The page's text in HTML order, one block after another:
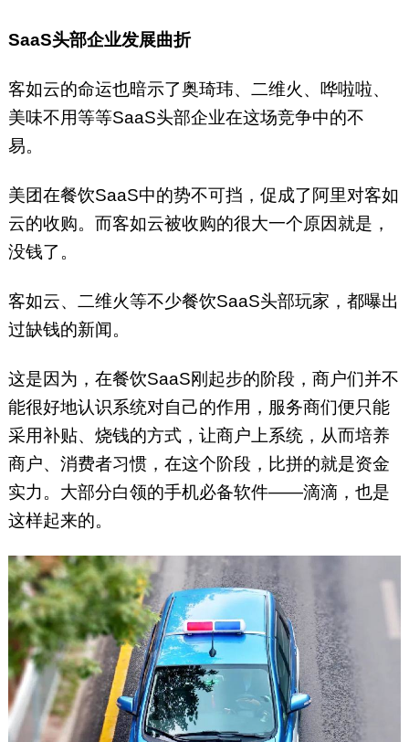
SaaS头部企业发展曲折
客如云的命运也暗示了奥琦玮、二维火、哗啦啦、
美味不用等等SaaS头部企业在这场竞争中的不
易。
美团在餐饮SaaS中的势不可挡，促成了阿里对客如
云的收购。而客如云被收购的很大一个原因就是，
没钱了。
客如云、二维火等不少餐饮SaaS头部玩家，都曝出
过缺钱的新闻。
这是因为，在餐饮SaaS刚起步的阶段，商户们并不
能很好地认识系统对自己的作用，服务商们便只能
采用补贴、烧钱的方式，让商户上系统，从而培养
商户、消费者习惯，在这个阶段，比拼的就是资金
实力。大部分白领的手机必备软件——滴滴，也是
这样起来的。